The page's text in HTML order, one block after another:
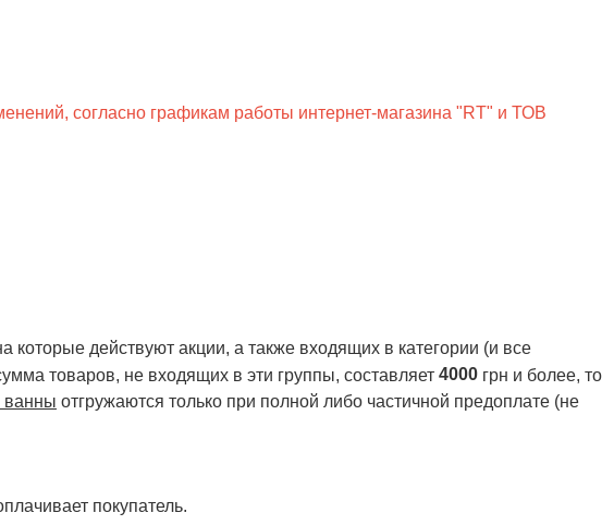
согласно графикам работы интернет-магазина "RT" и ТОВ
которые действуют акции, а также входящих в категории (и все
товаров, не входящих в эти группы, составляет 4000 грн и более, то
ванны отгружаются только при полной либо частичной предоплате (не
покупатель.